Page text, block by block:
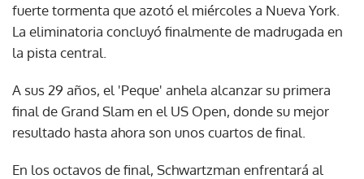
fuerte tormenta que azotó el miércoles a Nueva York.
La eliminatoria concluyó finalmente de madrugada en
la pista central.
A sus 29 años, el 'Peque' anhela alcanzar su primera
final de Grand Slam en el US Open, donde su mejor
resultado hasta ahora son unos cuartos de final.
En los octavos de final, Schwartzman enfrentará al